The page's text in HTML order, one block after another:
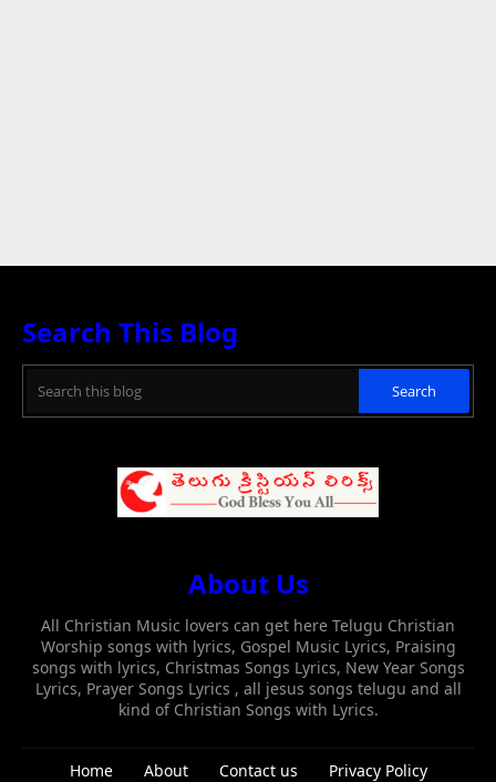
Search This Blog
About Us
All Christian Music lovers can get here Telugu Christian
Worship songs with lyrics, Gospel Music Lyrics, Praising
songs with lyrics, Christmas Songs Lyrics, New Year Songs
Lyrics, Prayer Songs Lyrics , all jesus songs telugu and all
kind of Christian Songs with Lyrics.
Home About Contact us Privacy Policy